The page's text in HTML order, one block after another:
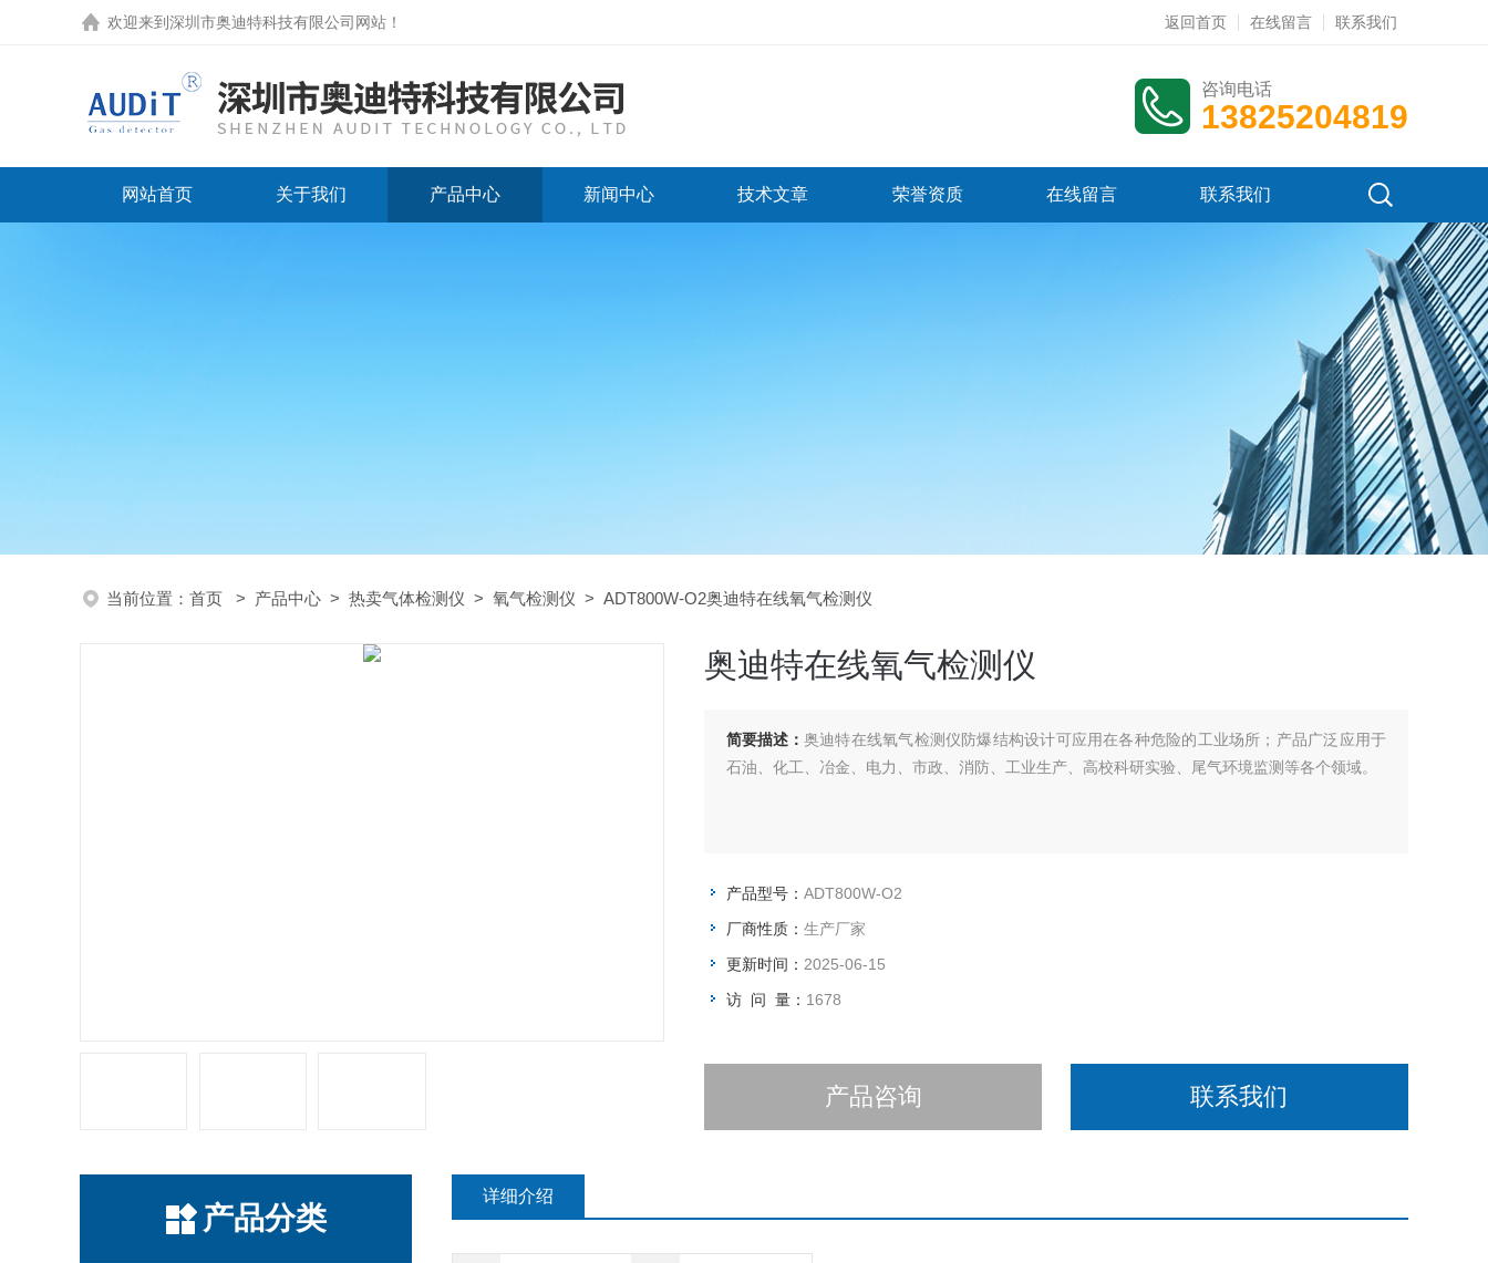
欢迎来到 深圳市奥迪特科技有限公司网站 ！ 返回首页 在线留言 联系我们
咨询电话
13825204819
网站首页 关于我们 产品中心 新闻中心 技术文章 荣誉资质 在线留言 联系我们
当前位置： 首页 > 产品中心 > 热卖气体检测仪 > 氧气检测仪 > ADT800W-O2奥迪特在线氧气检测仪
奥迪特在线氧气检测仪
简要描述： 奥迪特在线氧气检测仪防爆结构设计可应用在各种危险的工业场所；产品广泛应用于
石油、化工、冶金、电力、市政、消防、工业生产、高校科研实验、尾气环境监测等各个领域。
产品型号： ADT800W-O2
厂商性质： 生产厂家
更新时间： 2025-06-15
访 问 量： 1678
产品咨询 联系我们
产品分类
详细介绍